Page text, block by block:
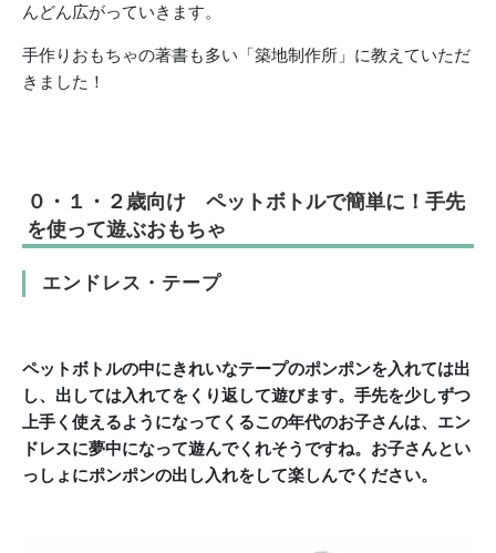
んどん広がっていきます。
手作りおもちゃの著書も多い「築地制作所」に教えていただ
きました！
０・１・２歳向け ペットボトルで簡単に！手先
を使って遊ぶおもちゃ
エンドレス・テープ
ペットボトルの中にきれいなテープのポンポンを入れては出
し、 出しては入れてをくり返して遊びます。 手先を少しずつ
上手く使えるようになってくるこの年代のお子さんは、エン
ドレスに夢中になって遊んでくれそうですね。お子さんとい
っしょにポンポンの出し入れをして楽しんでください。